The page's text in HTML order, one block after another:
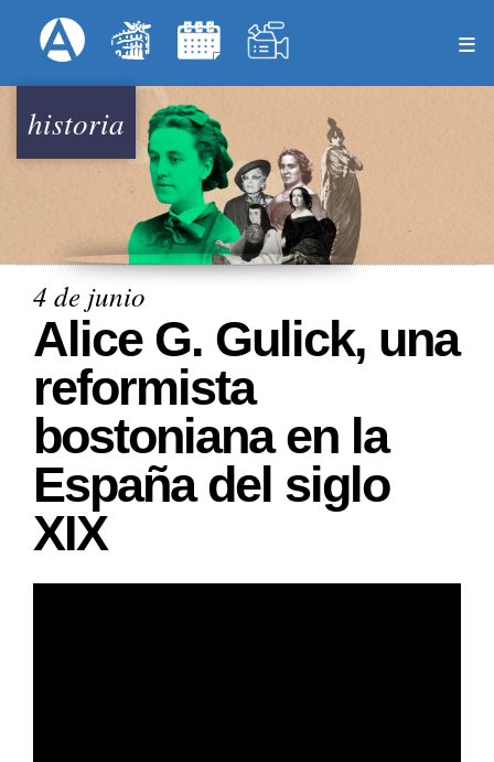
al
Menú Superior
historia
4 de junio
Alice G. Gulick, una
reformista
bostoniana en la
España del siglo
XIX